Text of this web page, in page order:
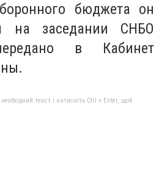
бюджета он
на заседании СНБО
в Кабинет
текст і натисніть Ctrl + Enter, щоб